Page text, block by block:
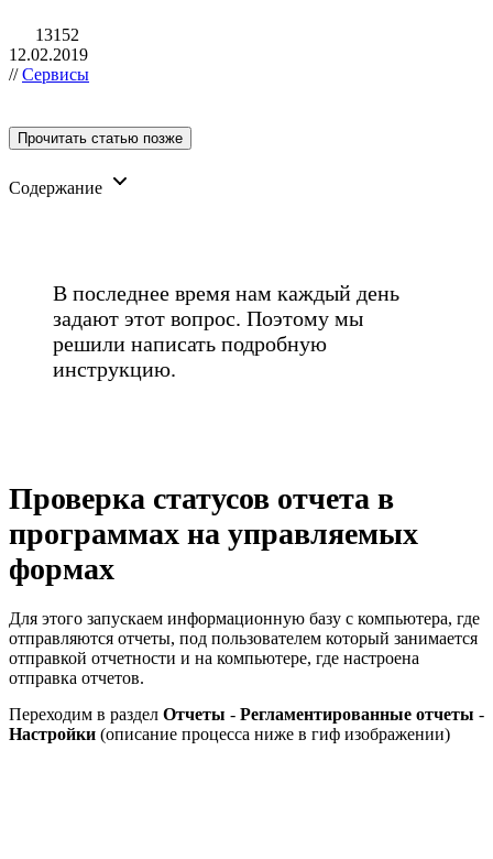
13152
12.02.2019
//Сервисы
Прочитать статью позже
Содержание
В последнее время нам каждый день
задают этот вопрос. Поэтому мы
решили написать подробную
инструкцию.
Проверка статусов отчета в
программах на управляемых
формах
Для этого запускаем информационную базу с компьютера, где
отправляются отчеты, под пользователем который занимается
отправкой отчетности и на компьютере, где настроена
отправка отчетов.
Переходим в раздел Отчеты - Регламентированные отчеты -
Настройки (описание процесса ниже в гиф изображении)